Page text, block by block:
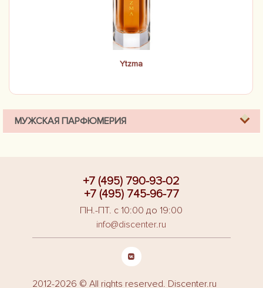
Ytzma
МУЖСКАЯ ПАРФЮМЕРИЯ
+7 (495) 790-93-02
+7 (495) 745-96-77
ПН.-ПТ. с 10:00 до 19:00
info@discenter.ru
2012-2026 © All rights reserved. Discenter.ru